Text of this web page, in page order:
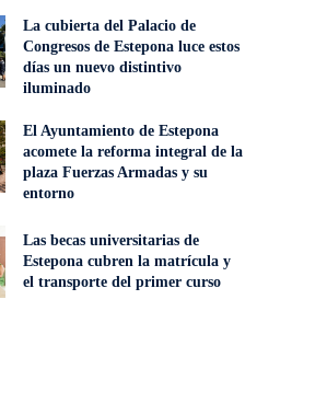
La cubierta del Palacio de
Congresos de Estepona luce estos
días un nuevo distintivo
iluminado
El Ayuntamiento de Estepona
acomete la reforma integral de la
plaza Fuerzas Armadas y su
entorno
Las becas universitarias de
Estepona cubren la matrícula y
el transporte del primer curso